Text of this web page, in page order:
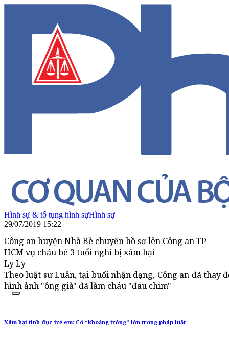
Hình sự & tố tụng hình sựHình sự
29/07/2019 15:22
Công an huyện Nhà Bè chuyển hồ sơ lên Công an TP
HCM vụ cháu bé 3 tuổi nghi bị xâm hại
Ly Ly
Theo luật sư Luân, tại buổi nhận dạng, Công an đã thay
hình ảnh "ông già" đã làm cháu "đau chim"
Xâm hại tình dục trẻ em: Có “khoảng trống” lớn trong pháp luật